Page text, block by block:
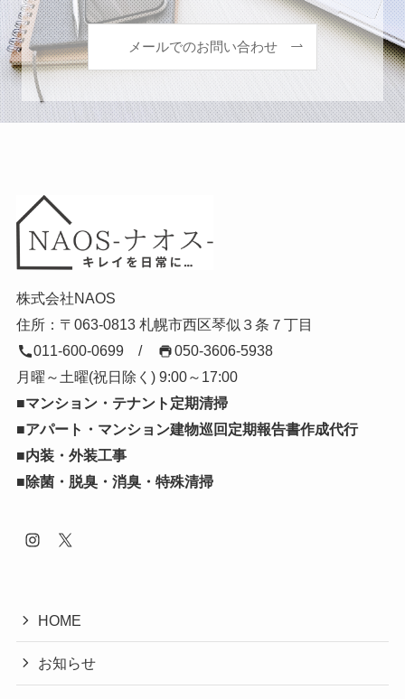
メールでのお問い合わせ
株式会社NAOS
住所：〒063-0813 札幌市西区琴似３条７丁目
011-600-0699 /
050-3606-5938
月曜～土曜(祝日除く) 9:00～17:00
■マンション・テナント定期清掃
■アパート・マンション建物巡回定期報告書作成代行
■内装・外装工事
■除菌・脱臭・消臭・特殊清掃
HOME
お知らせ